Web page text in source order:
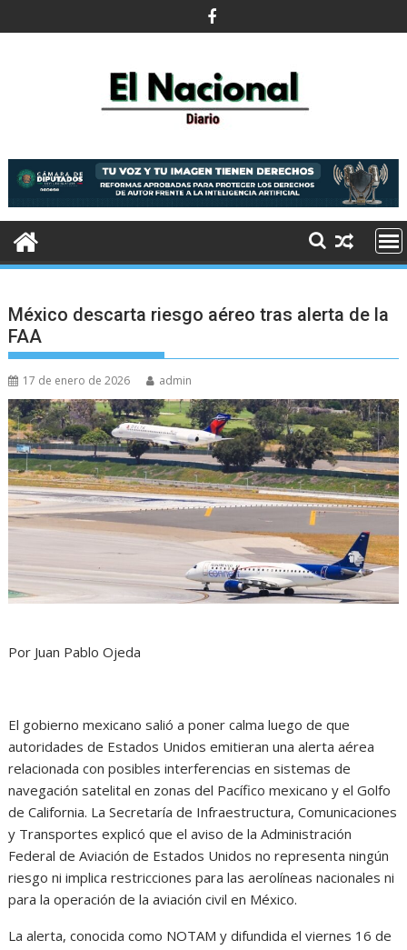
al
México descarta riesgo aéreo tras alerta de la
FAA
17 de enero de 2026 admin
Por Juan Pablo Ojeda
El gobierno mexicano salió a poner calma luego de que
autoridades de Estados Unidos emitieran una alerta aérea
relacionada con posibles interferencias en sistemas de
navegación satelital en zonas del Pacífico mexicano y el Golfo
de California. La Secretaría de Infraestructura, Comunicaciones
y Transportes explicó que el aviso de la Administración
Federal de Aviación de Estados Unidos no representa ningún
riesgo ni implica restricciones para las aerolíneas nacionales ni
para la operación de la aviación civil en México.
La alerta, conocida como NOTAM y difundida el viernes 16 de